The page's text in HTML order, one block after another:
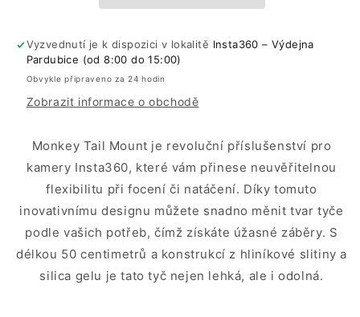
Vyzvednutí je k dispozici v lokalitě Insta360 – Výdejna
Pardubice (od 8:00 do 15:00)
Obvykle připraveno za 24 hodin
Zobrazit informace o obchodě
Monkey Tail Mount je revoluční příslušenství pro
kamery Insta360, které vám přinese neuvěřitelnou
flexibilitu při focení či natáčení. Díky tomuto
inovativnímu designu můžete snadno měnit tvar tyče
podle vašich potřeb, čímž získáte úžasné záběry. S
délkou 50 centimetrů a konstrukcí z hliníkové slitiny a
silica gelu je tato tyč nejen lehká, ale i odolná.